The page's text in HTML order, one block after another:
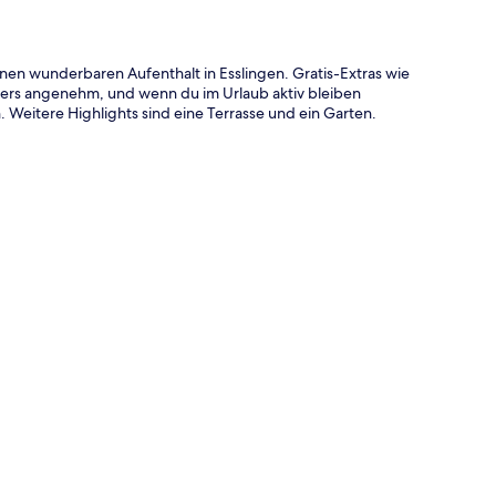
wunderbaren Aufenthalt in Esslingen. Gratis-Extras wie
angenehm, und wenn du im Urlaub aktiv bleiben
Highlights sind eine Terrasse und ein Garten.